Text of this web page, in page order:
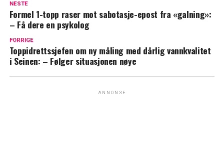
NESTE
Formel 1-topp raser mot sabotasje-epost fra «galning»:
– Få dere en psykolog
FORRIGE
Toppidrettssjefen om ny måling med dårlig vannkvalitet
i Seinen: – Følger situasjonen nøye
ANNONSE